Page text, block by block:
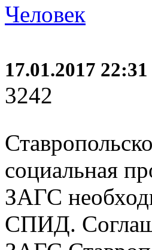
Человек
17.01.2017 22:31
3242
социальная
ЗАГС
СПИД.